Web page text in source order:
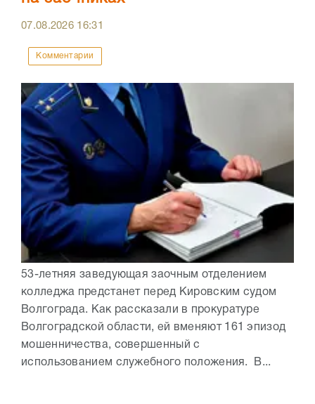
07.08.2026 16:31
Комментарии
53-летняя заведующая заочным отделением
колледжа предстанет перед Кировским судом
Волгограда. Как рассказали в прокуратуре
Волгоградской области, ей вменяют 161 эпизод
мошенничества, совершенный с
использованием служебного положения. В...